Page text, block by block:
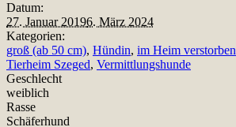
Datum:
27. Januar 20196. März 2024
Kategorien:
groß (ab 50 cm), Hündin, im Heim verstorben
Tierheim Szeged, Vermittlungshunde
Geschlecht
weiblich
Rasse
Schäferhund